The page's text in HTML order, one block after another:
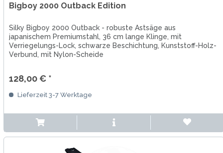
Bigboy 2000 Outback Edition
Silky Bigboy 2000 Outback - robuste Astsäge aus
japanischem Premiumstahl, 36 cm lange Klinge, mit
Verriegelungs-Lock, schwarze Beschichtung, Kunststoff-Holz-
Verbund, mit Nylon-Scheide
128,00 € *
Lieferzeit 3-7 Werktage